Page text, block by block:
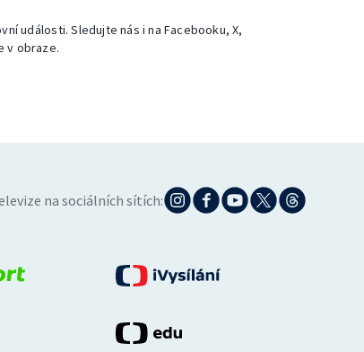
události. Sledujte nás i na Facebooku, X,
v obraze.
na sociálních sítích: